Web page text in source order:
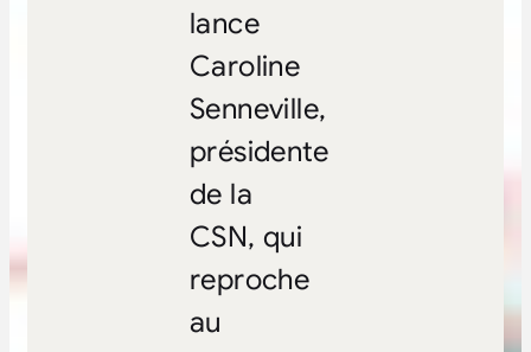
lance
Caroline
Senneville,
présidente
de la
CSN, qui
reproche
au